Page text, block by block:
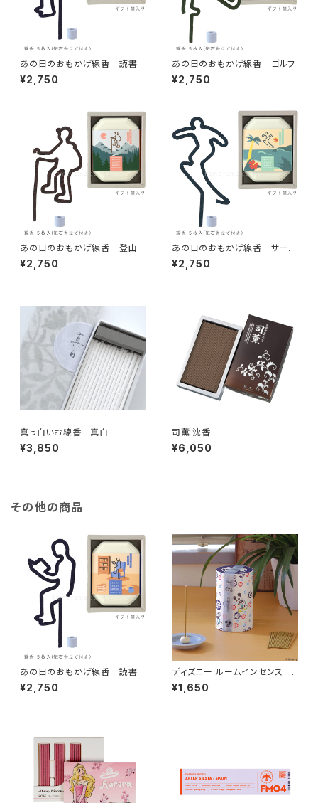
あの日のおもかげ線香 読書
¥2,750
あの日のおもかげ線香 ゴルフ
¥2,750
あの日のおもかげ線香 登山
¥2,750
あの日のおもかげ線香 サーフ
ィン
¥2,750
真っ白いお線香 真白
¥3,850
司薫 沈香
¥6,050
その他の商品
あの日のおもかげ線香 読書
¥2,750
ディズニー ルームインセンス ミ
ッキーマウス
¥1,650